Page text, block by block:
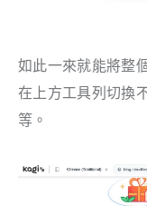
如此一來就能將整
在上方工具列切換
等。